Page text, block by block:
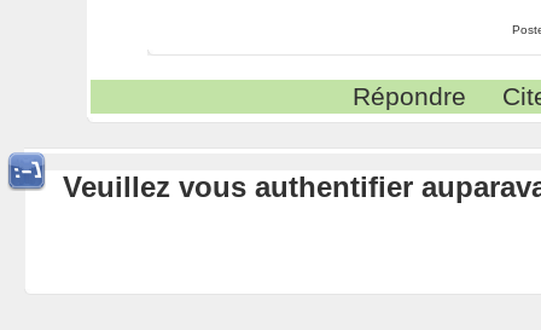
Répondre
Veuillez vous authentifier